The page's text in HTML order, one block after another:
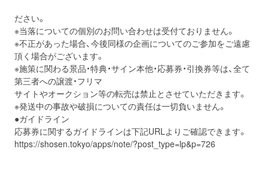
ださい。
※当落についての個別のお問い合わせは受付ておりません。
※不正があった場合、今後同様の企画についてのご参加をご遠慮
頂く場合がございます。
※施策に関わる景品・特典・サイン本他・応募券・引換券等は、全て
第三者への譲渡・フリマ
サイトやオークション等の転売は禁止とさせていただきます。
※発送中の事故や破損についての責任は一切負いません。
●ガイドライン
応募券に関するガイドラインは下記URLよりご確認できます。
https://shosen.tokyo/apps/note/?post_type=lp&p=726